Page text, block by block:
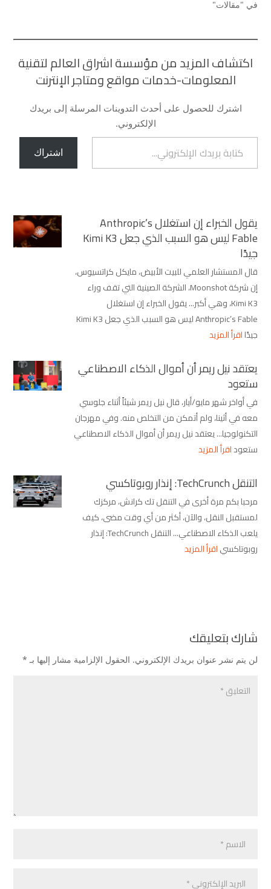
في "مقالات"
اكتشاف المزيد من مؤسسة اشراق العالم لتقنية
المعلومات-خدمات مواقع ومتاجر الإنترنت
اشترك للحصول على أحدث التدوينات المرسلة إلى بريدك
الإلكتروني.
كتابة بريدك الإلكتروني...
اشتراك
يقول الخبراء إن استغلال Anthropic’s
Fable ليس هو السبب الذي جعل Kimi K3
جيدًا
قال المستشار العلمي للبيت الأبيض، مايكل كراتسيوس،
إن شركة Moonshot، الشركة الصينية التي تقف وراء
Kimi K3، وهي أكبر... يقول الخبراء إن استغلال
Anthropic’s Fable ليس هو السبب الذي جعل Kimi K3
جيدًااقرأ المزيد
يعتقد نيل ريمر أن أموال الذكاء الاصطناعي
ستعود
في أواخر شهر مايو/أيار، قال نيل ريمر شيئاً أثناء جلوسي
معه في أثينا، ولم أتمكن من التخلص منه. وفي مهرجان
التكنولوجيا... يعتقد نيل ريمر أن أموال الذكاء الاصطناعي
ستعوداقرأ المزيد
التنقل TechCrunch: إنذار روبوتاكسي
مرحبا بكم مرة أخرى في التنقل تك كرانش، مركزك
لمستقبل النقل، والآن، أكثر من أي وقت مضى، كيف
يلعب الذكاء الاصطناعي... التنقل TechCrunch: إنذار
روبوتاكسياقرأ المزيد
شارك بتعليقك
لن يتم نشر عنوان بريدك الإلكتروني. الحقول الإلزامية مشار إليها بـ *